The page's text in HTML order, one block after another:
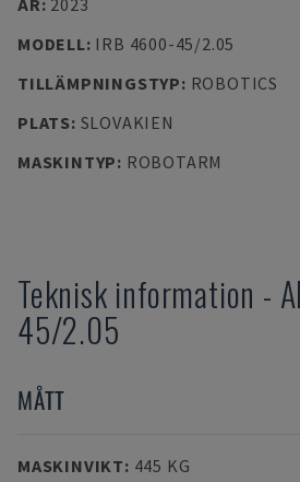
ÅR: 2023
MODELL: IRB 4600-45/2.05
TILLÄMPNINGSTYP: ROBOTICS
PLATS: SLOVAKIEN
MASKINTYP: ROBOTARM
Teknisk information -
45/2.05
MÅTT
MASKINVIKT: 445 KG